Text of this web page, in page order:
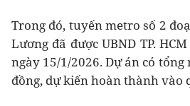
Trong đó, tuyến metro số 2
Lương đã được UBND TP.
ngày 15/1/2026. Dự án có
đồng, dự kiến hoàn thành vào